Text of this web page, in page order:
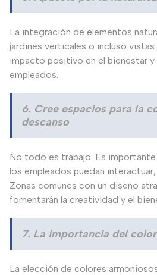
La integración de elementos
jardines verticales o incluso vistas
impacto positivo en el bienestar
empleados.
6. Cree espacios para la
descanso
No todo es trabajo. Es
los empleados puedan
Zonas comunes con un diseño
fomentarán la creatividad y el
7. La importancia del
La elección de colores